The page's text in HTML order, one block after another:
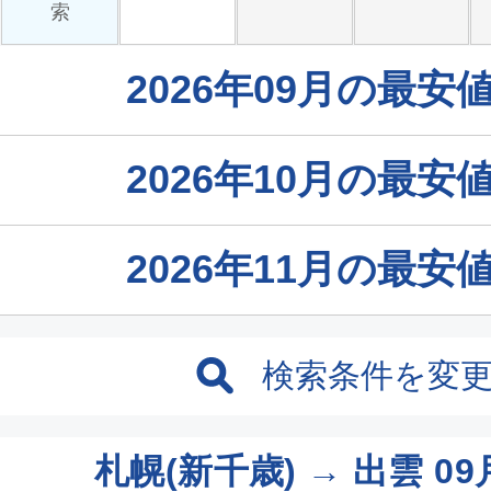
索
2026年09月の最安
2026年10月の最安
2026年11月の最安
検索条件を変
札幌(新千歳) → 出雲 09